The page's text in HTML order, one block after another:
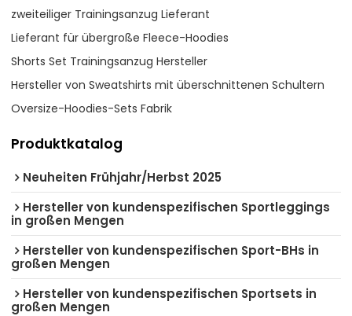
zweiteiliger Trainingsanzug Lieferant
Lieferant für übergroße Fleece-Hoodies
Shorts Set Trainingsanzug Hersteller
Hersteller von Sweatshirts mit überschnittenen Schultern
Oversize-Hoodies-Sets Fabrik
Produktkatalog
Neuheiten Frühjahr/Herbst 2025
Hersteller von kundenspezifischen Sportleggings
in großen Mengen
Hersteller von kundenspezifischen Sport-BHs in
großen Mengen
Hersteller von kundenspezifischen Sportsets in
großen Mengen